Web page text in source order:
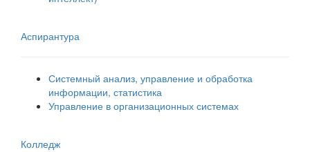
Аспирантура
Системный анализ, управление и обработка
информации, статистика
Управление в организационных системах
Колледж